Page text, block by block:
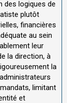
des logiques de
plutôt
financières
au sein
leur
la direction, à
la
limitant
et